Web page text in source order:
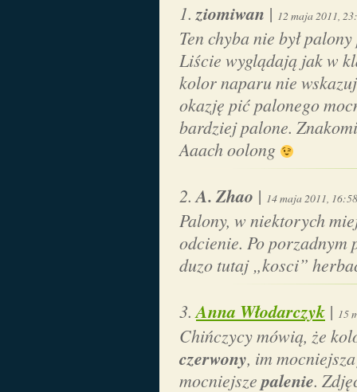
ziomiwan | 12 maja 2011,
Ten chyba nie był
Liście wyglądają jak w
kolor naparu nie
okazję pić palonego
bardziej palone.
Aaach oolong
A. Zhao | 14 maja 2011, 16:58
Palony, w niektorych
odcienie. Po
duzo tutaj „kosci”
Anna Włodarczyk | 15
Chińczycy mówią, że
czerwony, im
mocniejszepalenie.